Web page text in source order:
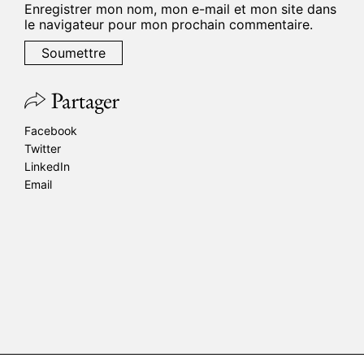
Partager
Facebook
Twitter
LinkedIn
Email
Enregistrer mon nom, mon e-mail et mon site dans
le navigateur pour mon prochain commentaire.